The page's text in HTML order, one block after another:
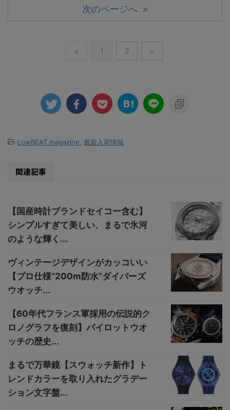
次のページへ >
< 1 2 >
-LowBEAT magazine 最新入荷情報
関連記事
【国産時計ブランドセイコー含む】
シンプルすぎて美しい、まるで氷河
のような輝く...
ヴィンテージデザインがカッコいい
【プロ仕様“200m防水”ダイバーズ
ウオッチ...
【60年代フランス軍採用の伝説的ク
ロノグラフを復刻】パイロットウオ
ッチの歴史...
まるで万華鏡【スウォッチ新作】ト
レンドカラーを取り入れたグラデー
ション文字盤...